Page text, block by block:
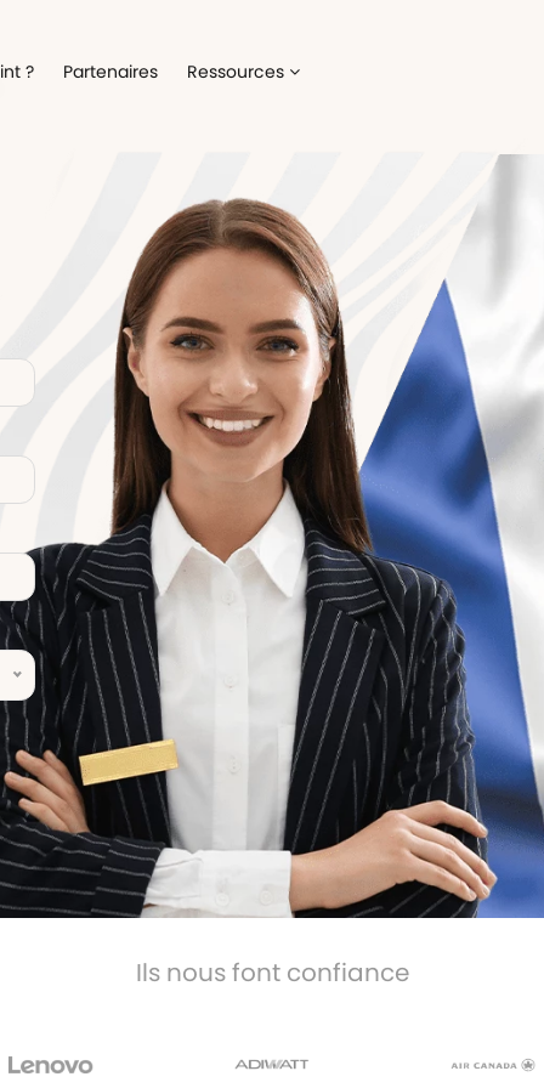
? Partenaires Ressources
Ils nous font confiance
la gestion de votre processus de
meilleur suivi des parcours de
de vos collaborateurs
Digitalisez les demandes et le
interventions IT
Engagement collaborateur
pouls du moral de vos